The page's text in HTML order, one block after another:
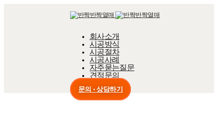
회사소개
시공방식
시공절차
시공사례
자주묻는질문
견적문의
문의 · 상담하기